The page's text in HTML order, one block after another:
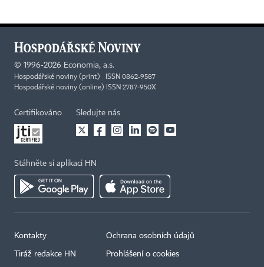
© 1996-2026 Economia, a.s.
Hospodářské noviny (print) ISSN 0862-9587
Hospodářské noviny (online) ISSN 2787-950X
Certifikováno Sledujte nás
Stáhněte si aplikaci HN
Kontakty
Tiráž redakce HN
Ochrana osobních údajů
Prohlášení o cookies